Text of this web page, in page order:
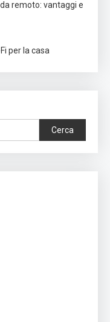
remoto: vantaggi e
per la casa
Cerca